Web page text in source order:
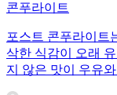
콘푸라이트
포스트 콘푸라이트
삭한 식감이 오래
지 않은 맛이 우유